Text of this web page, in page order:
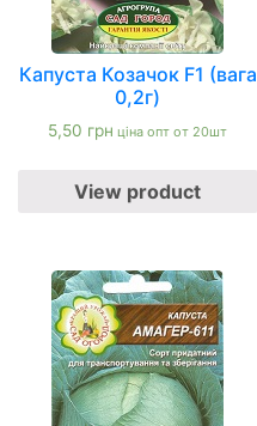
Капуста Козачок F1 (вага
0,2г)
5,50 грн ціна опт от 20шт
View product